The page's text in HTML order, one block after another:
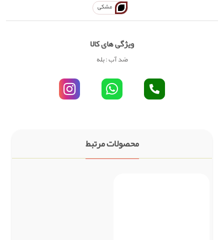
مشکی
ویژگی های کالا
ضد آب : بله
محصولات مرتبط